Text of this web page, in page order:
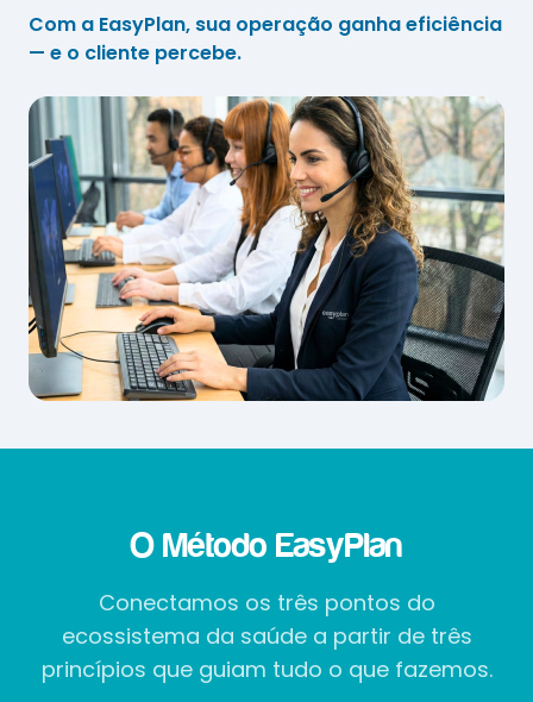
Com a EasyPlan, sua operação ganha eficiência
— e o cliente percebe.
O Método EasyPlan
Conectamos os três pontos do
ecossistema da saúde a partir de três
princípios que guiam tudo o que fazemos.